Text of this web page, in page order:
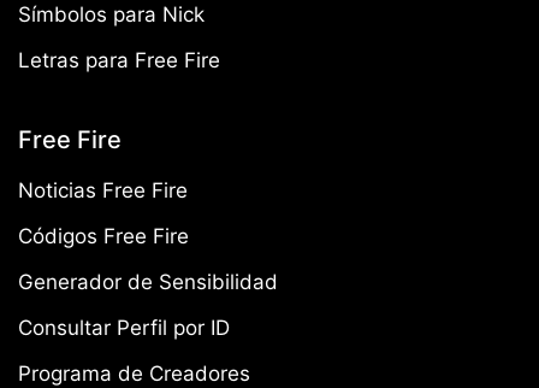
Símbolos para Nick
Letras para Free Fire
Free Fire
Noticias Free Fire
Códigos Free Fire
Generador de Sensibilidad
Consultar Perfil por ID
Programa de Creadores